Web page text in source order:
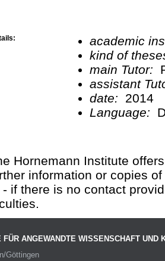
academic
kind of
main Tutor:
assistant
date:
2014
Language:
Hornemann Institute
information or copies
- if there is no contact
FÜR ANGEWANDTE WISSENSCHAFT UND
Göttingen